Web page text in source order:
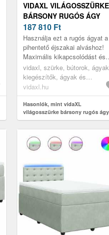
VIDAXL VILÁGOSSZÜRKE
BÁRSONY RUGÓS ÁGY
MATRACCAL 120 X 190 CM
187 810 Ft
Használja ezt a rugós ágyat a
pihentető éjszakai alváshoz!
Maximális kikapcsolódást és
kellemes alvást kínál.
vidaxl, szürke, bútorok,
kiegészítők, ágyak és
ágykeretek
vidaxl.hu
Hasonlók, mint vidaXL
világosszürke bársony rugós ágy
matraccal 120 x 190 cm